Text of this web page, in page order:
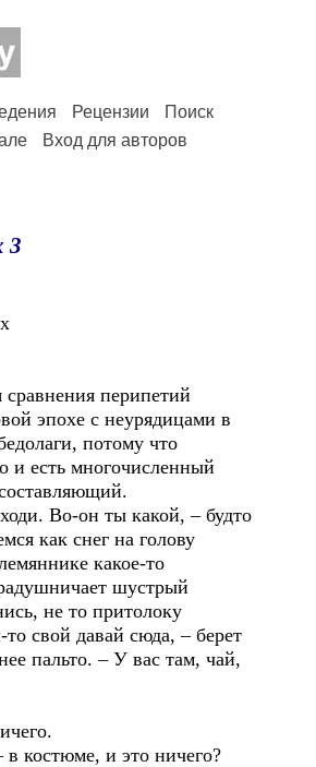
Рецензии
Поиск
Вход для авторов
3
сравнения перипетий
эпохе с неурядицами в
потому что
и есть многочисленный
Во-он ты какой, – будто
как снег на голову
какое-то
шустрый
не то притолоку
свой давай сюда, – берет
пальто. – У вас там, чай,
костюме, и это ничего?